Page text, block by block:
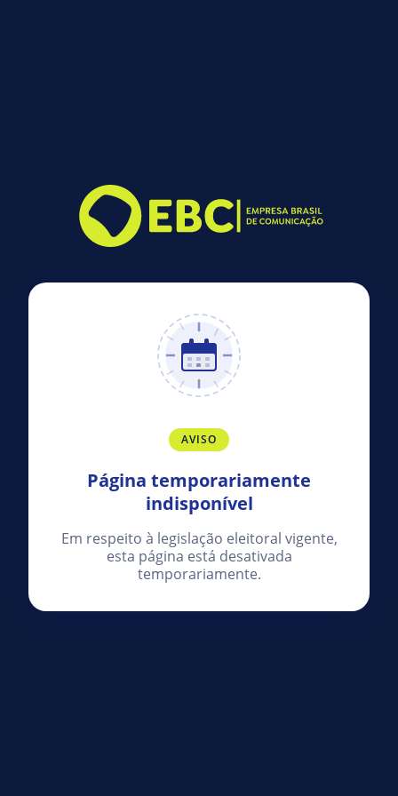
AVISO
Página temporariamente
indisponível
Em respeito à legislação eleitoral vigente,
esta página está desativada
temporariamente.